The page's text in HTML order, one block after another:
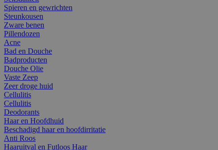
Spieren en gewrichten
Steunkousen
Zware benen
Pillendozen
Acne
Bad en Douche
Badproducten
Douche Olie
Vaste Zeep
Zeer droge huid
Cellulitis
Cellulitis
Deodorants
Haar en Hoofdhuid
Beschadigd haar en hoofdirritatie
Anti Roos
Haaruitval en Futloos Haar